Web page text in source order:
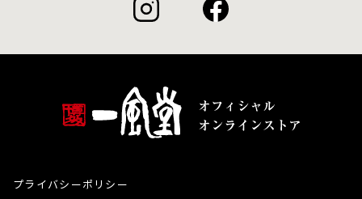
プライバシーポリシー